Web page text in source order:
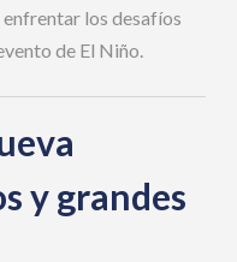
los desafíos
de El Niño.
y grandes